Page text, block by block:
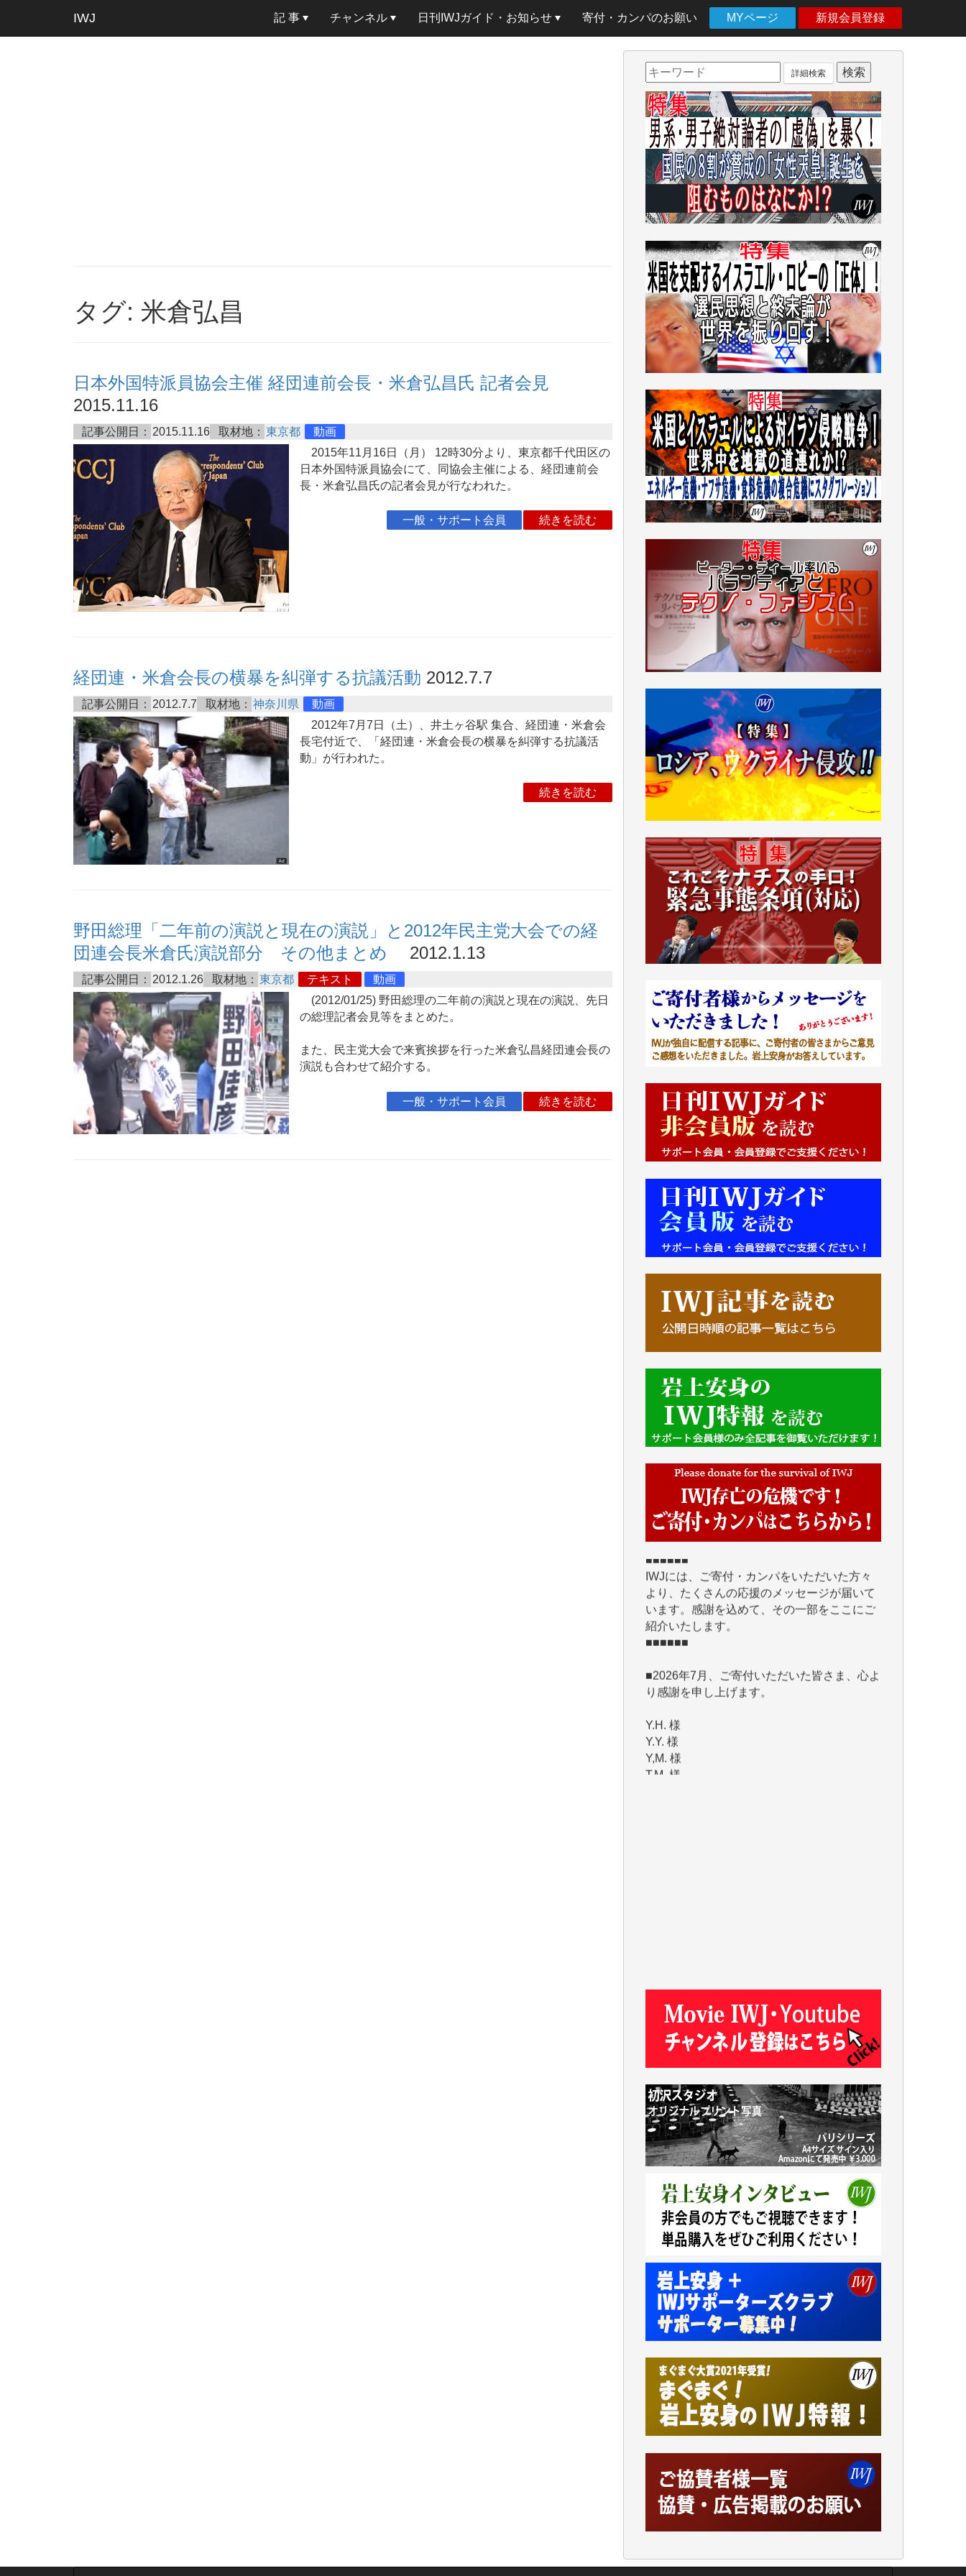
IWJ 記 事 チャンネル 日刊IWJガイド・お知らせ 寄付・カンパのお願い MYページ 新規会員登録
タグ: 米倉弘昌
日本外国特派員協会主催 経団連前会長・米倉弘昌氏 記者会見
2015.11.16
記事公開日： 2015.11.16 取材地： 東京都
動画
2015年11月16日（月） 12時30分より、東京都千代田区の
日本外国特派員協会にて、同協会主催による、経団連前会
長・米倉弘昌氏の記者会見が行なわれた。
一般・サポート会員 続きを読む
経団連・米倉会長の横暴を糾弾する抗議活動 2012.7.7
記事公開日： 2012.7.7 取材地： 神奈川県
動画
2012年7月7日（土）、井土ヶ谷駅 集合、経団連・米倉会
長宅付近で、「経団連・米倉会長の横暴を糾弾する抗議活
動」が行われた。
続きを読む
野田総理「二年前の演説と現在の演説」と2012年民主党大会での経
団連会長米倉氏演説部分 その他まとめ
2012.1.13
記事公開日： 2012.1.26 取材地： 東京都 テキスト
動画
(2012/01/25) 野田総理の二年前の演説と現在の演説、先日
の総理記者会見等をまとめた。
また、民主党大会で来賓挨拶を行った米倉弘昌経団連会長の
演説も合わせて紹介する。
一般・サポート会員 続きを読む
詳細検索
■■■■■■
IWJには、ご寄付・カンパをいただいた方々
より、たくさんの応援のメッセージが届いて
います。感謝を込めて、その一部をここにご
紹介いたします。
■■■■■■
■2026年7月、ご寄付いただいた皆さま、心よ
Y.H. 様
Y,M. 様
T.M. 様
マツモト ヤスアキ 様
マシオン 恵美香 様
Y.T. 様
T.K. 様
ASAKO TAKAESU 様
マシオン恵美香 様
平野智生 様
山本賢二 様
吉住俊昭 様
徳山匡 様
金 盛起 様
塩川 晃平 様
松本益美 様
及川昭男 様
岩井祐子 様
藤田英之 様
藤岡比左志 様
小池説夫 様
アオキカナメ 様
諸般の事情によりIWJ会費払えず今は非会員
です。市民側に立つ講演会にIWJのカメラマ
われるのはあまりにもったいない。少しでも
お役立てください。（H.O.様）
今日、僅かですがカンパしました。（T.M.
様）
今日、僅かですがカンパしました。IWJの危
機を乗り切るには到底及ばない額ですが病気
の妻を抱えている私にとっては精一杯のカン
パです。
かねてよりIWJが発してきた膨大な取材記事
ューは大袈裟ではなく、極めて重要な知的財